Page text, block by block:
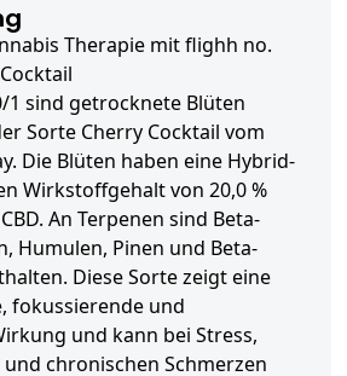
Therapie mit flighh no.
1 sind getrocknete Blüten
Sorte Cherry Cocktail vom
Die Blüten haben eine Hybrid-
Wirkstoffgehalt von 20,0 %
An Terpenen sind Beta-
Humulen, Pinen und Beta-
Diese Sorte zeigt eine
fokussierende und
und kann bei Stress,
chronischen Schmerzen